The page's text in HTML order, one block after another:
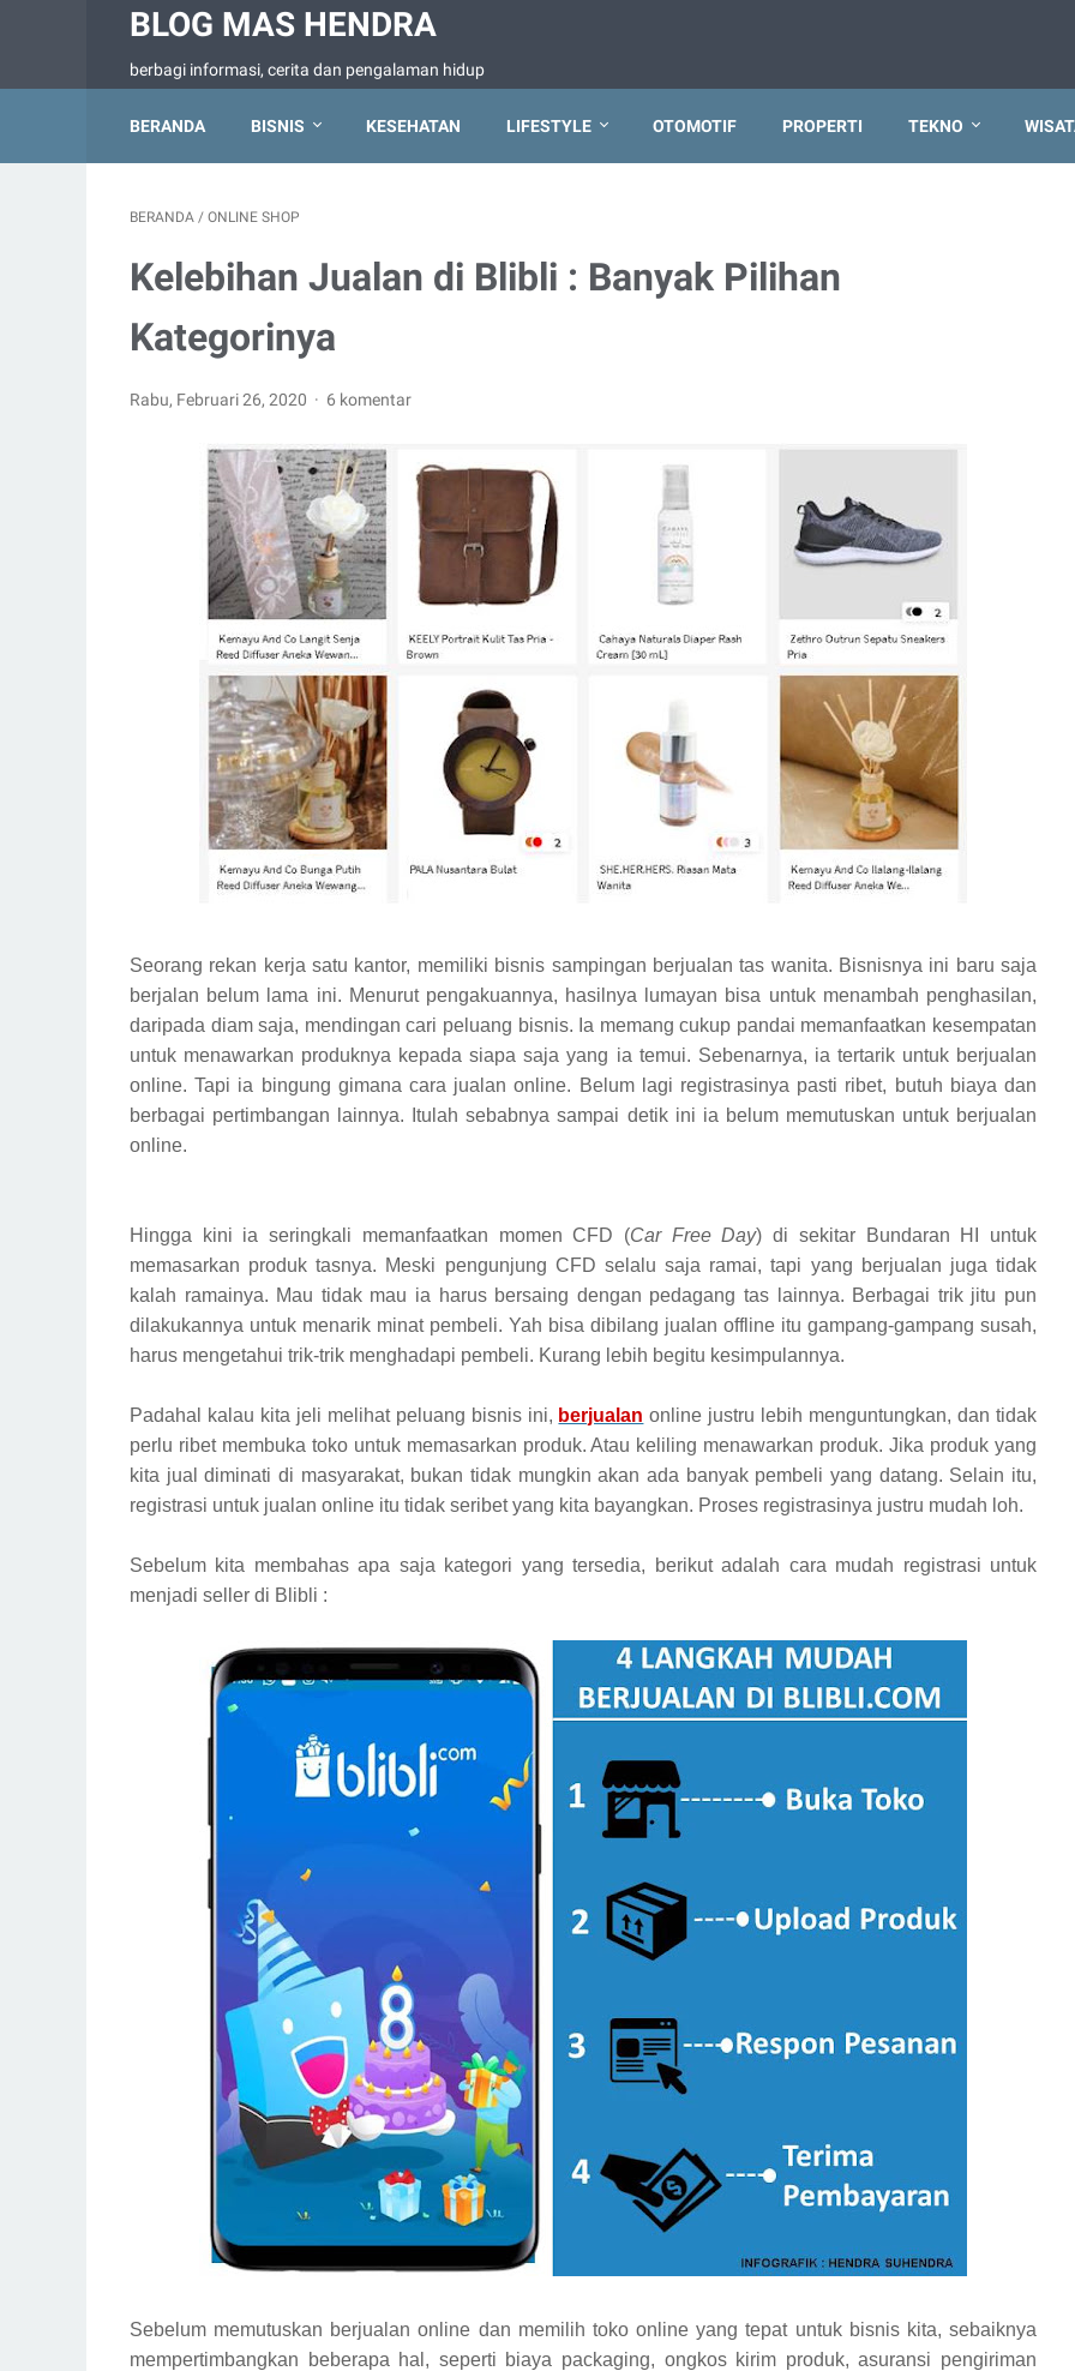
BLOG MAS HENDRA
berbagi informasi, cerita dan pengalaman hidup
BERANDA BISNIS KESEHATAN LIFESTYLE OTOMOTIF PROPERTI TEKNO
BERANDA / ONLINE SHOP
Kelebihan Jualan di Blibli : Banyak Pilihan
Kategorinya
Rabu, Februari 26, 2020 6 komentar
Seorang rekan kerja satu kantor, memiliki bisnis sampingan berjualan tas wanita. Bisnisnya ini baru saja
berjalan belum lama ini. Menurut pengakuannya, hasilnya lumayan bisa untuk menambah penghasilan,
daripada diam saja, mendingan cari peluang bisnis. Ia memang cukup pandai memanfaatkan kesempatan
untuk menawarkan produknya kepada siapa saja yang ia temui. Sebenarnya, ia tertarik untuk berjualan
online. Tapi ia bingung gimana cara jualan online. Belum lagi registrasinya pasti ribet, butuh biaya dan
berbagai pertimbangan lainnya. Itulah sebabnya sampai detik ini ia belum memutuskan untuk berjualan
online.
Hingga kini ia seringkali memanfaatkan momen CFD (Car Free Day) di sekitar Bundaran HI untuk
memasarkan produk tasnya. Meski pengunjung CFD selalu saja ramai, tapi yang berjualan juga tidak
kalah ramainya. Mau tidak mau ia harus bersaing dengan pedagang tas lainnya. Berbagai trik jitu pun
dilakukannya untuk menarik minat pembeli. Yah bisa dibilang jualan offline itu gampang-gampang susah,
harus mengetahui trik-trik menghadapi pembeli. Kurang lebih begitu kesimpulannya.
Padahal kalau kita jeli melihat peluang bisnis ini, berjualan online justru lebih menguntungkan, dan tidak
perlu ribet membuka toko untuk memasarkan produk. Atau keliling menawarkan produk. Jika produk yang
kita jual diminati di masyarakat, bukan tidak mungkin akan ada banyak pembeli yang datang. Selain itu,
registrasi untuk jualan online itu tidak seribet yang kita bayangkan. Proses registrasinya justru mudah loh.
Sebelum kita membahas apa saja kategori yang tersedia, berikut adalah cara mudah registrasi untuk
menjadi seller di Blibli :
Sebelum memutuskan berjualan online dan memilih toko online yang tepat untuk bisnis kita, sebaiknya
mempertimbangkan beberapa hal, seperti biaya packaging, ongkos kirim produk, asuransi pengiriman